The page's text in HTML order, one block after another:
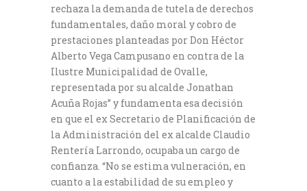
rechaza la demanda de tutela de derechos
fundamentales, daño moral y cobro de
prestaciones planteadas por Don Héctor
Alberto Vega Campusano en contra de la
Ilustre Municipalidad de Ovalle,
representada por su alcalde Jonathan
Acuña Rojas” y fundamenta esa decisión
en que el ex Secretario de Planificación de
la Administración del ex alcalde Claudio
Rentería Larrondo, ocupaba un cargo de
confianza. “No se estima vulneración, en
cuanto a la estabilidad de su empleo y